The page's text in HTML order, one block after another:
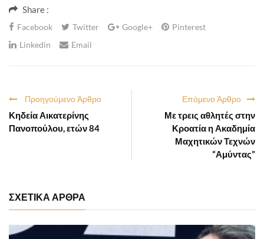
Share :
Facebook Twitter Google+
Pinterest
Linkedin
Email
Επόμενο Άρθρο
Με τρεις αθλητές στην
Κροατία η Ακαδημία
Μαχητικών Τεχνών
“Αμύντας”
Προηγούμενο Άρθρο
Κηδεία Αικατερίνης
Πανοπούλου, ετών 84
ΣΧΕΤΙΚΑ ΑΡΘΡΑ